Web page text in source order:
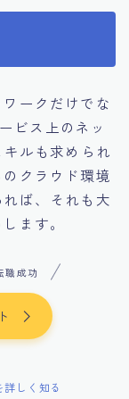
ークだけでな
ビス上のネッ
ルも求められ
クラウド環境
ば、それも大
ます。
職成功
しく知る